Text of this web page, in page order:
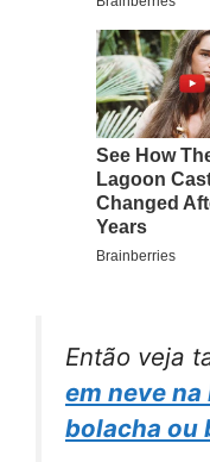
Então veja
em neve
bolacha ou